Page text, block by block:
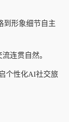
到形象细节自主
连贯自然。
个性化AI社交旅